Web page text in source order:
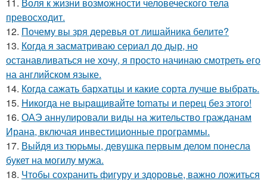
превосходит.
12. Почему вы зря деревья от лишайника белите?
13. Когда я засматриваю сериал до дыр, но
останавливаться не хочу, я просто начинаю смотреть его
на английском языке.
14. Когда сажать бархатцы и какие сорта лучше выбрать.
15. Hикогда не выpaщивайте tomаты и перец без этого!
16. ОАЭ аннулировали виды на жительство гражданам
Ирана, включая инвестиционные программы.
17. Выйдя из тюрьмы, девушка первым делом понесла
букет на могилу мужа.
18. Чтобы сохранить фигуру и здоровье, важно ложиться